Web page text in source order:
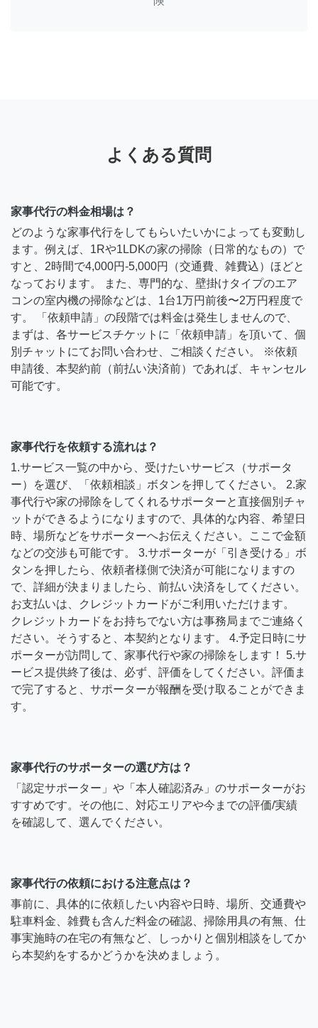
よくある質問
家事代行の料金相場は？
どのような家事代行をしてもらいたいかによっても変動し
ます。例えば、1Rや1LDKの家の掃除（日常的なもの）で
すと、2時間で4,000円-5,000円（交通費、雑費込）ほどと
なっております。 また、専門的な、壁掛けタイプのエア
コンの室内機の掃除などは、1台1万円前後〜2万円程度で
す。 「依頼申請」の段階では料金は発生しませんので、
まずは、各サービスチケットに「依頼申請」を頂いて、個
別チャットにてお問い合わせ、ご相談ください。 ※依頼
申請後、本契約前（前払い決済前）であれば、キャンセル
可能です。
家事代行を依頼する流れは？
1.サービス一覧の中から、受けたいサービス（サポータ
ー）を選び、「依頼相談」ボタンを押してください。 2.家
事代行や家の掃除をしてくれるサポーターと直接個別チャ
ットができるようになりますので、具体的な内容、希望日
時、場所などをサポーターへお伝えください。ここで金額
などの交渉も可能です。 3.サポーターが「引き受ける」ボ
タンを押したら、依頼者様側で決済が可能になりますの
で、詳細が決まりましたら、前払い決済をしてください。
お支払いは、クレジットカードがご利用いただけます。
クレジットカードをお持ちでない方は事務局までご連絡く
ださい。そうすると、本契約となります。 4.予定日時にサ
ポーターが訪問して、家事代行や家の掃除をします！ 5.サ
ービス提供終了後は、必ず、評価をしてください。評価ま
で完了すると、サポーターが報酬を受け取ることができま
す。
家事代行のサポーターの選び方は？
「認定サポーター」や「本人確認済み」のサポーターがお
すすめです。その他に、対応エリアや今までの評価/実績
を確認して、選んでください。
家事代行の依頼における注意点は？
事前に、具体的に依頼したい内容や日時、場所、交通費や
駐車料金、雑費も含んだ料金の確認、掃除用具の有無、仕
事実施時の在宅の有無など、しっかりと個別相談をしてか
ら本契約をするかどうかを決めましょう。